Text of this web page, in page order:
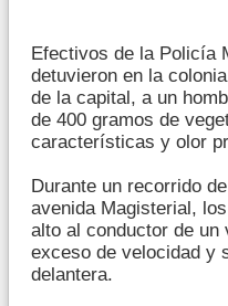
Efectivos de la Policía
detuvieron en la
de la capital, a un
de 400 gramos de
características y olor
Durante un recorrido
avenida Magisterial,
alto al conductor de
exceso de velocidad y
delantera.